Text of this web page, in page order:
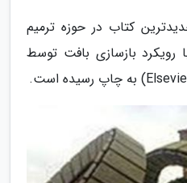
کتاب در حوزه ترمیم
رویکرد بازسازی بافت توسط